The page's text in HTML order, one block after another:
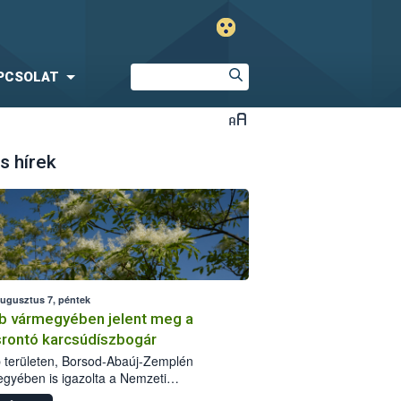
hírek
7, péntek
vármegyében jelent meg a
karcsúdíszbogár
területen, Borsod-Abaúj-Zemplén
is igazolta a Nemzeti
biztonsági Hivatal (Nébih) a